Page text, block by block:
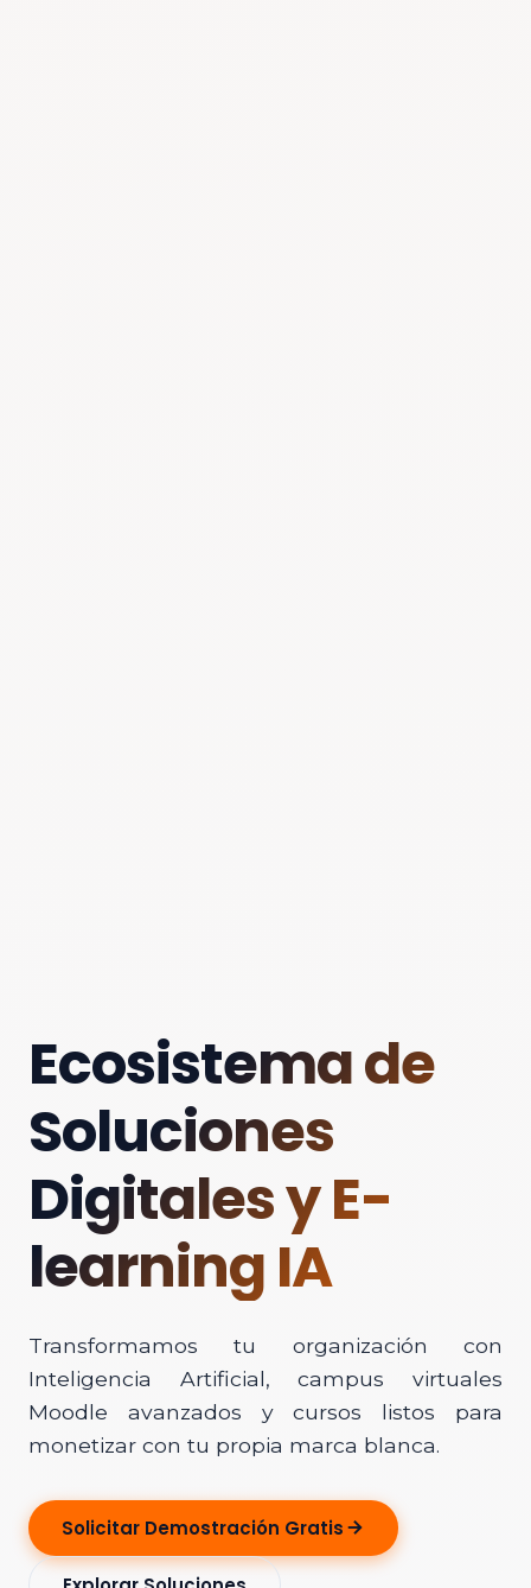
Ecosistema de
Soluciones
Digitales y E-
learning IA
Transformamos tu organización con
Inteligencia Artificial, campus virtuales
Moodle avanzados y cursos listos para
monetizar con tu propia marca blanca.
Solicitar Demostración Gratis